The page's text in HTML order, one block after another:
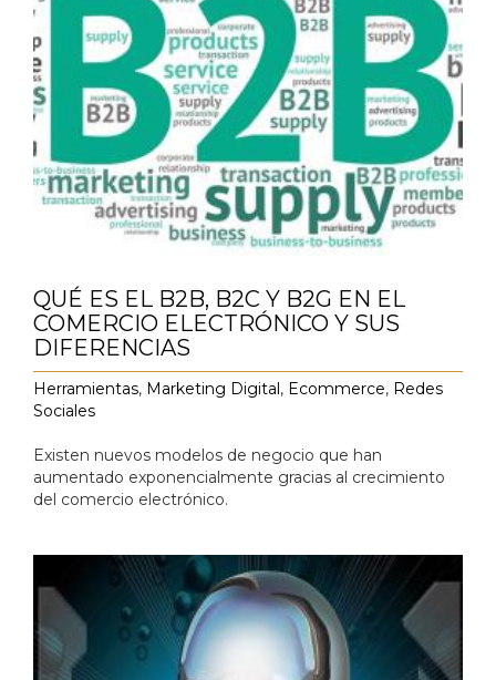
QUÉ ES EL B2B, B2C Y B2G EN EL
COMERCIO ELECTRÓNICO Y SUS
DIFERENCIAS
Herramientas, Marketing Digital, Ecommerce, Redes
Sociales
Existen nuevos modelos de negocio que han
aumentado exponencialmente gracias al crecimiento
del comercio electrónico.